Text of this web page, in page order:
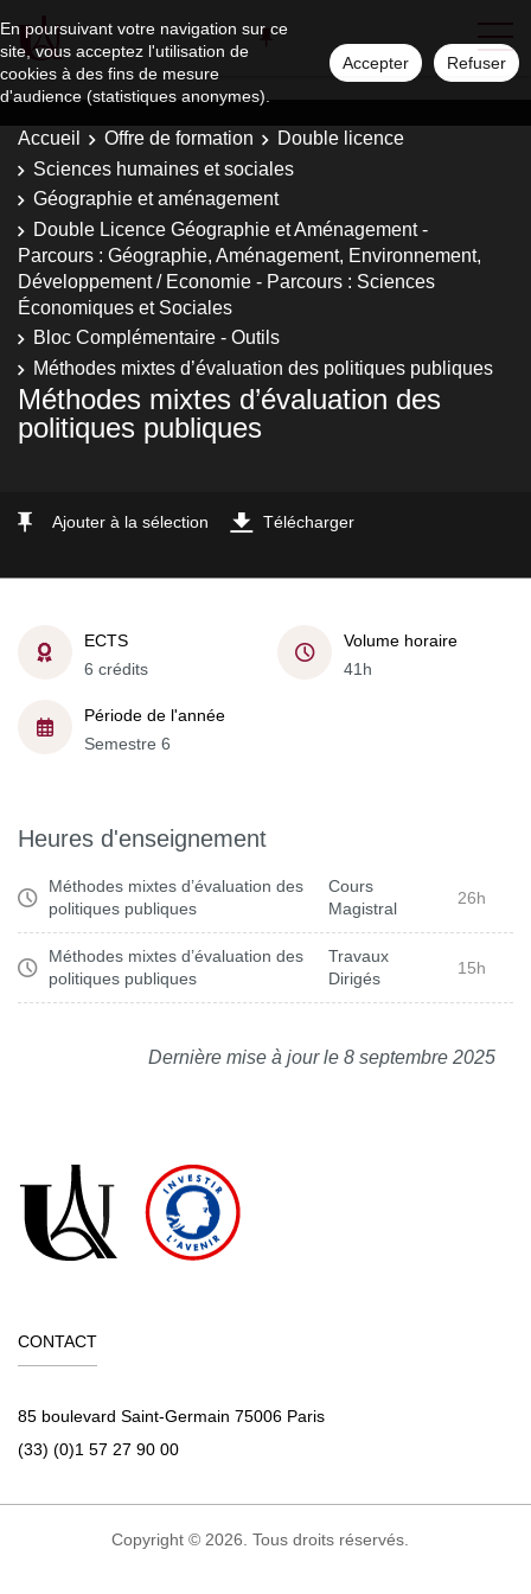
En poursuivant votre navigation sur ce
site, vous acceptez l'utilisation de
cookies à des fins de mesure
d'audience (statistiques anonymes).
Accepter Refuser
Accueil Offre de formation
Double licence
Sciences humaines et sociales
Géographie et aménagement
Double Licence Géographie et Aménagement -
Parcours : Géographie, Aménagement, Environnement,
Développement / Economie - Parcours : Sciences
Économiques et Sociales
Bloc Complémentaire - Outils
Méthodes mixtes d’évaluation des politiques publiques
Méthodes mixtes d’évaluation des
politiques publiques
Ajouter à la sélection Télécharger
ECTS
6 crédits
Volume horaire
41h
Période de l'année
Semestre 6
Heures d'enseignement
Méthodes mixtes d’évaluation des
politiques publiques
Cours
Magistral
26h
Méthodes mixtes d’évaluation des
politiques publiques
Travaux
Dirigés
15h
Dernière mise à jour le 8 septembre 2025
CONTACT
85 boulevard Saint-Germain 75006 Paris
(33) (0)1 57 27 90 00
Copyright © 2026. Tous droits réservés.